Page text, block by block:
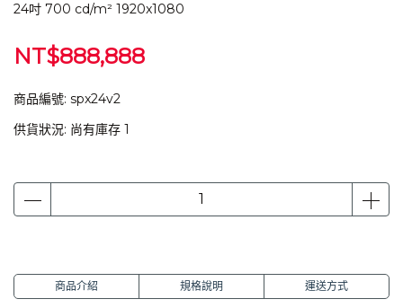
24吋 700 cd/m² 1920x1080
NT$888,888
商品編號: spx24v2
供貨狀況: 尚有庫存 1
商品介紹 規格說明 運送方式